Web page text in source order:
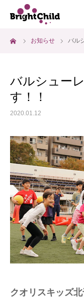
お知らせ バル
バルシュー
す！！
2020.01.12
クオリスキッズ
ホーム
プログラム
ご利用料金
よくあるご質問
アクセス